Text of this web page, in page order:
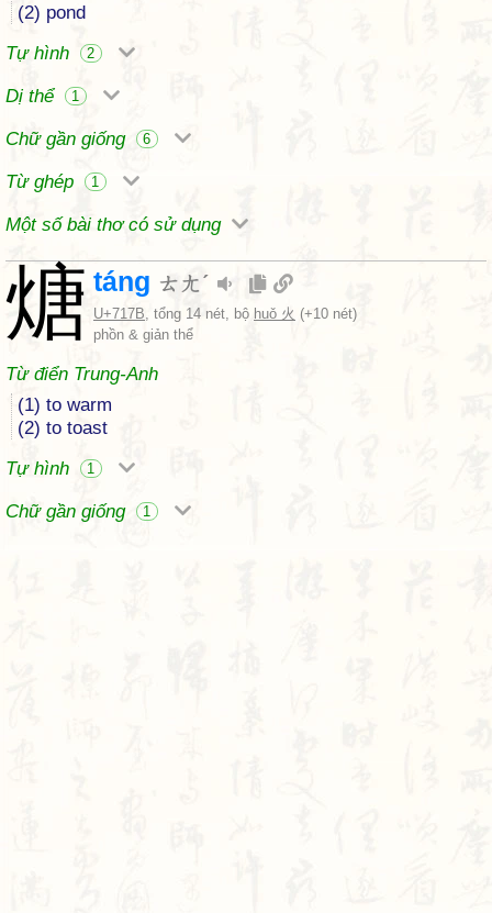
(2) pond
Tự hình
2
Dị thể 1
Chữ gần giống 6
Từ ghép 1
Một số bài thơ có sử dụng
煻 táng ㄊㄤˊ
U+717B, tổng 14 nét, bộ huǒ 火 (+10 nét)
phồn & giản thể
Từ điển Trung-Anh
(1) to warm
(2) to toast
Tự hình
1
Chữ gần giống 1